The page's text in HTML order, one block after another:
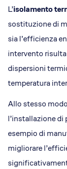
L’isolamento
sostituzione di
sia l’efficienza
intervento
dispersioni
temperatura
Allo stesso
l’installazione di
esempio di
migliorare